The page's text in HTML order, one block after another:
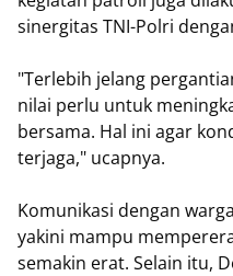
sinergitas TNI-Polri
"Terlebih jelang
nilai perlu untuk
bersama. Hal ini agar
terjaga," ucapnya.
Komunikasi dengan
yakini mampu
semakin erat. Selain itu,